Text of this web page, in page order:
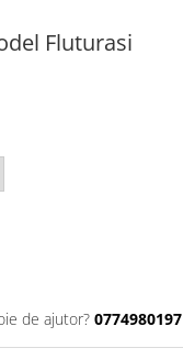
Fluturasi
de ajutor? 0774980197